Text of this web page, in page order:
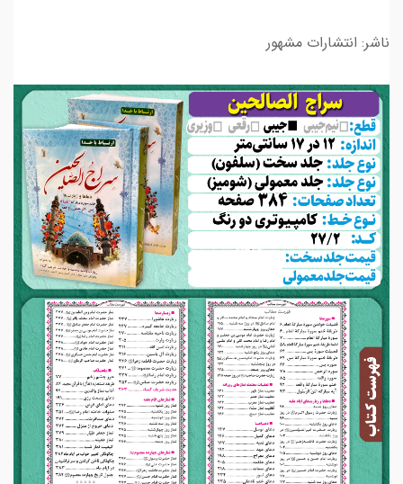
ناشر: انتشارات مشهور